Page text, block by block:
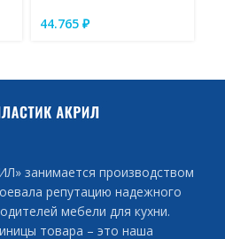
44.765 ₽
занимается производством
репутацию надежного
мебели для кухни.
товара – это наша